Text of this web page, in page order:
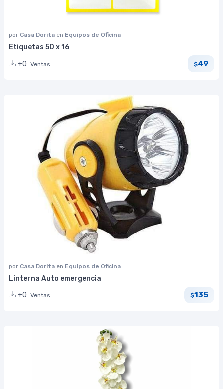
por Casa Dorita en Equipos de Oficina
Etiquetas 50 x 16
+0 Ventas $49
por Casa Dorita en Equipos de Oficina
Linterna Auto emergencia
+0 Ventas $135